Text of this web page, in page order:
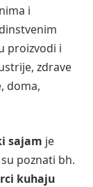
i
proizvodi i
zdrave
doma,
sajam je
poznati bh.
kuhaju